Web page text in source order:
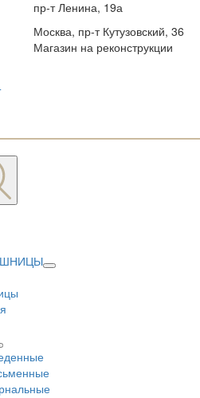
пр-т Ленина, 19а
Москва, пр-т Кутузовский, 36
Магазин на реконструкции